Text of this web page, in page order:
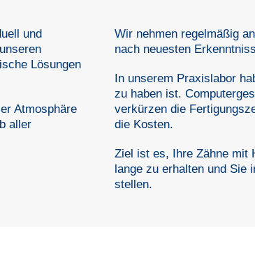
und
Lösungen
Atmosphäre
aller
Wir nehmen regelmäßig
nach neuesten
In unserem Praxislabor
zu haben ist.
verkürzen die
die Kosten.
Ziel ist es, Ihre Zähne mit
lange zu erhalten und Sie
stellen.